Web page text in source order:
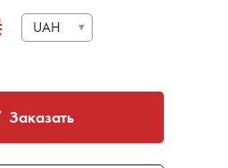
UAH
Заказать